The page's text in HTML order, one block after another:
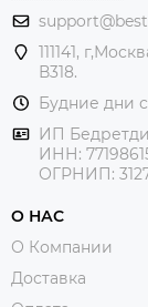
111141,
В318.
Будние дни с
ИП
ИНН:
ОГРНИП:
О НАС
О Компании
Доставка